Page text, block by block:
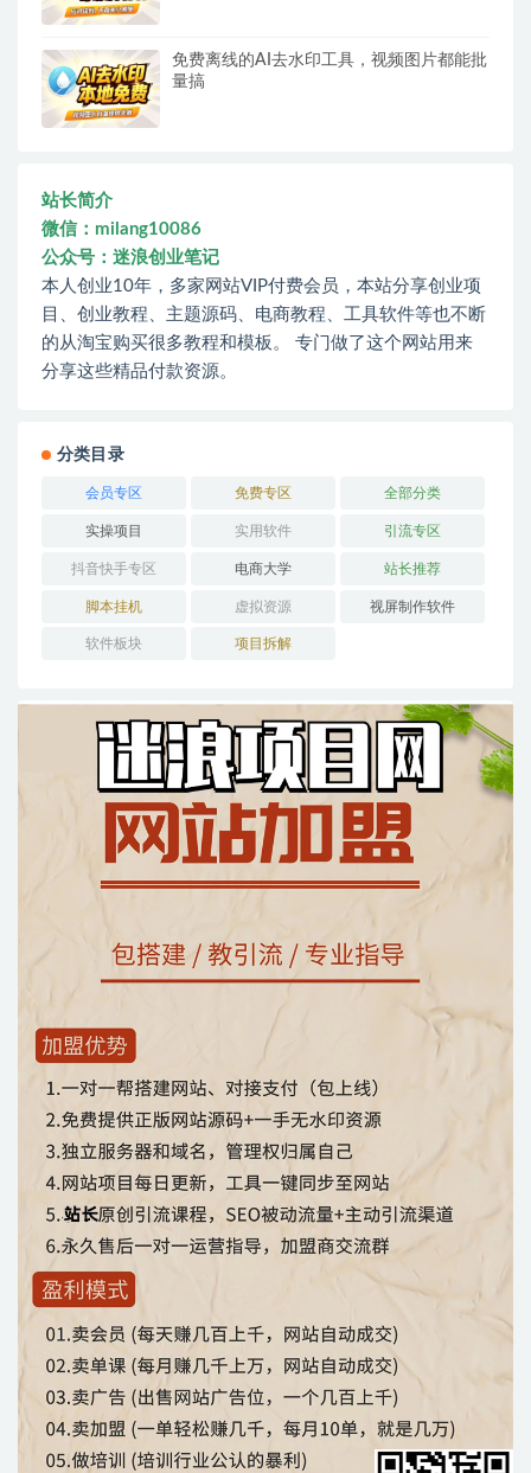
免费离线的AI去水印工具，视频图片都能批
量搞
站长简介
微信：milang10086
公众号：迷浪创业笔记
本人创业10年，多家网站VIP付费会员，本站分享创业项
目、创业教程、主题源码、电商教程、工具软件等也不断
的从淘宝购买很多教程和模板。 专门做了这个网站用来
分享这些精品付款资源。
分类目录
会员专区 免费专区 全部分类
实操项目 实用软件 引流专区
抖音快手专区 电商大学 站长推荐
脚本挂机 虚拟资源 视屏制作软件
软件板块 项目拆解